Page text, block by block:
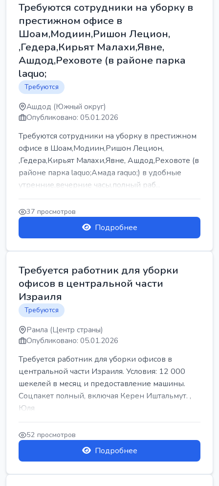
Требуются сотрудники на уборку в
престижном офисе в
Шоам,Модиин,Ришон Лецион,
,Гедера,Кирьят Малахи,Явне,
Ашдод,Реховоте (в районе парка
laquo;
Требуются
Ашдод (Южный округ)
Опубликовано: 05.01.2026
Требуются сотрудники на уборку в престижном
офисе в Шоам,Модиин,Ришон Лецион,
,Гедера,Кирьят Малахи,Явне, Ашдод,Реховоте (в
районе парка laquo;Амада raquo;) в удобные
утренние,вечерние часы,полный раб...
37 просмотров
Подробнее
Требуется работник для уборки
офисов в центральной части
Израиля
Требуются
Рамла (Центр страны)
Опубликовано: 05.01.2026
Требуется работник для уборки офисов в
центральной части Израиля. Условия: 12 000
шекелей в месяц и предоставление машины.
Соцпакет полный, включая Керен Иштальмут. ,
Юля
52 просмотров
Подробнее